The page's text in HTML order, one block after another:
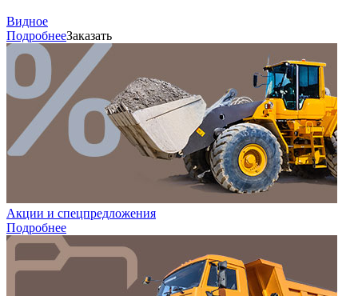
Видное
ПодробнееЗаказать
Акции и спецпредложения
Подробнее